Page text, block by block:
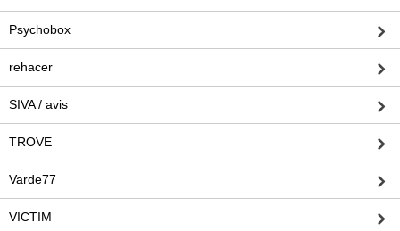
Psychobox
rehacer
SIVA / avis
TROVE
Varde77
VICTIM